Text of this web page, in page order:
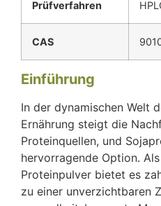
Prüfverfahren
CAS
Einführung
In der dynamischen Welt
Ernährung steigt die
Proteinquellen, und
hervorragende Option.
Proteinpulver bietet es
zu einer unverzichtbaren